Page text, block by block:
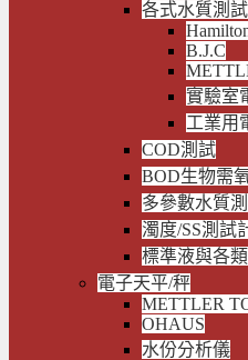
各式水質測
B.J.C
實驗室
工業用
COD測試
BOD生物需
多參數水質
濁度/SS測試
標準液與各
電子天平/秤
METTLER
OHAUS
水份分析儀